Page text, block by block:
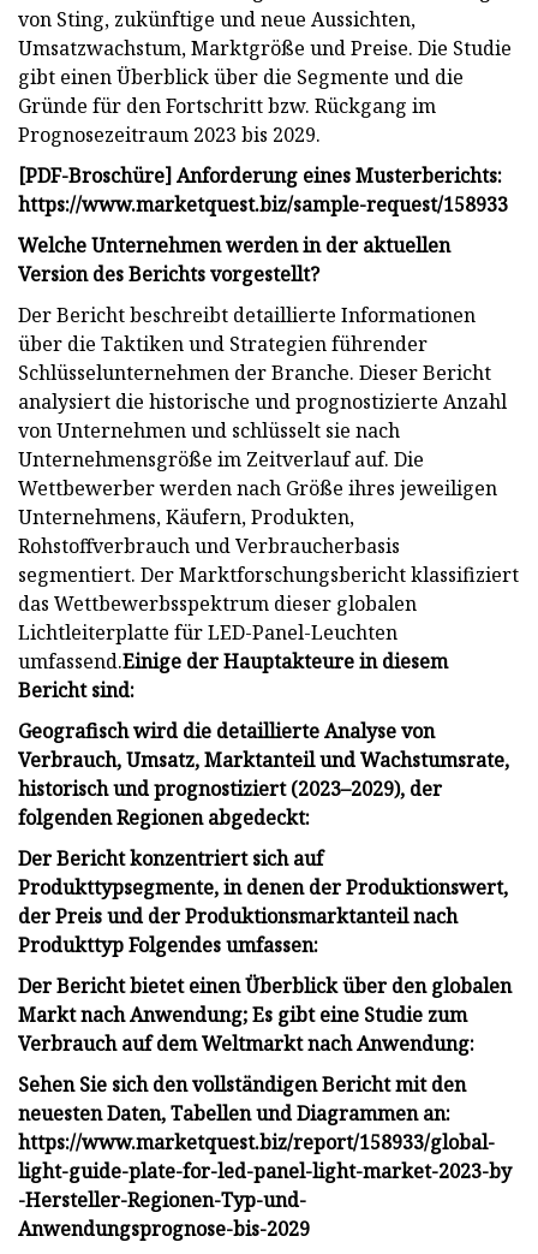
von Sting, zukünftige und neue Aussichten,
Umsatzwachstum, Marktgröße und Preise. Die Studie
gibt einen Überblick über die Segmente und die
Gründe für den Fortschritt bzw. Rückgang im
Prognosezeitraum 2023 bis 2029.
[PDF-Broschüre] Anforderung eines Musterberichts:
https://www.marketquest.biz/sample-request/158933
Welche Unternehmen werden in der aktuellen
Version des Berichts vorgestellt?
Der Bericht beschreibt detaillierte Informationen
über die Taktiken und Strategien führender
Schlüsselunternehmen der Branche. Dieser Bericht
analysiert die historische und prognostizierte Anzahl
von Unternehmen und schlüsselt sie nach
Unternehmensgröße im Zeitverlauf auf. Die
Wettbewerber werden nach Größe ihres jeweiligen
Unternehmens, Käufern, Produkten,
Rohstoffverbrauch und Verbraucherbasis
segmentiert. Der Marktforschungsbericht klassifiziert
das Wettbewerbsspektrum dieser globalen
Lichtleiterplatte für LED-Panel-Leuchten
umfassend.Einige der Hauptakteure in diesem
Bericht sind:
Geografisch wird die detaillierte Analyse von
Verbrauch, Umsatz, Marktanteil und Wachstumsrate,
historisch und prognostiziert (2023–2029), der
folgenden Regionen abgedeckt:
Der Bericht konzentriert sich auf
Produkttypsegmente, in denen der Produktionswert,
der Preis und der Produktionsmarktanteil nach
Produkttyp Folgendes umfassen:
Der Bericht bietet einen Überblick über den globalen
Markt nach Anwendung; Es gibt eine Studie zum
Verbrauch auf dem Weltmarkt nach Anwendung:
Sehen Sie sich den vollständigen Bericht mit den
neuesten Daten, Tabellen und Diagrammen an:
https://www.marketquest.biz/report/158933/global-
light-guide-plate-for-led-panel-light-market-2023-by
-Hersteller-Regionen-Typ-und-
Anwendungsprognose-bis-2029